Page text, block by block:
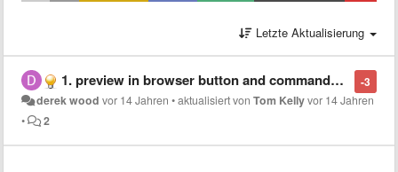
Letzte Aktualisierung
-3
1. preview in browser button and commands ... (multiple browsers) 2. preview in sublime... with a refresh on save... like bbedit...
derek wood vor 14 Jahren •aktualisiert vonTom Kellyvor 14 Jahren
•
2